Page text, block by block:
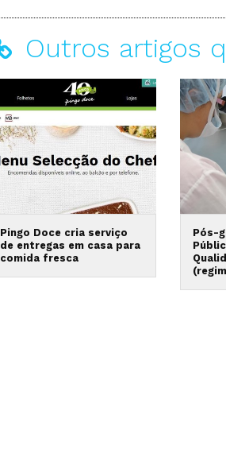
Outros artigos
Pingo Doce cria serviço
de entregas em casa para
comida fresca
Pós-